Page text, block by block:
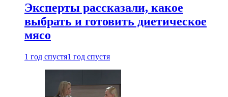
Эксперты рассказали, какое
выбрать и готовить диетическое
мясо
1 год спустя1 год спустя